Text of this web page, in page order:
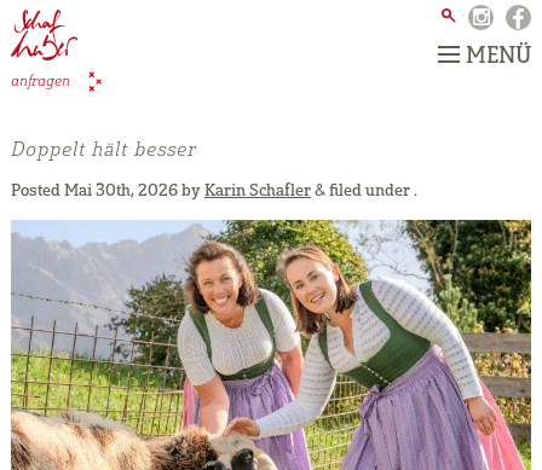
MENÜ
anfragen
Doppelt hält besser
Posted Mai 30th, 2026by Karin Schafler &filed under .